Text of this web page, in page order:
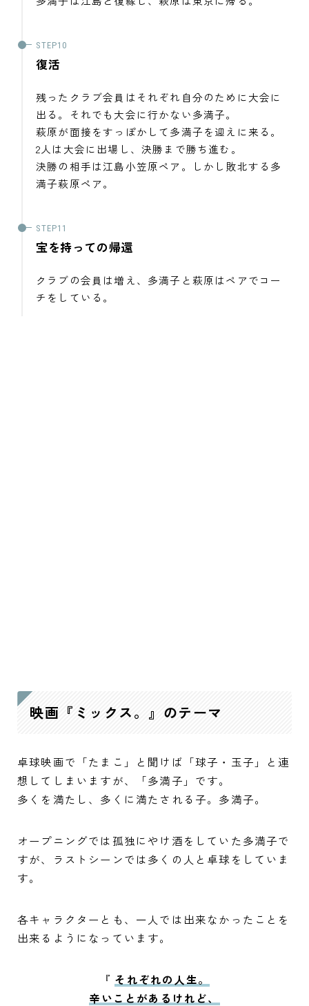
復活
残ったクラブ会員はそれぞれ自分のために大会に
出る。それでも大会に行かない多満子。
萩原が面接をすっぽかして多満子を迎えに来る。
2人は大会に出場し、決勝まで勝ち進む。
決勝の相手は江島小笠原ペア。しかし敗北する多
満子萩原ペア。
宝を持っての帰還
クラブの会員は増え、多満子と萩原はペアでコー
チをしている。
映画『ミックス。』のテーマ
卓球映画で「たまこ」と聞けば「球子・玉子」と連
想してしまいますが、「多満子」です。
多くを満たし、多くに満たされる子。多満子。
オープニングでは孤独にやけ酒をしていた多満子で
すが、ラストシーンでは多くの人と卓球をしていま
す。
各キャラクターとも、一人では出来なかったことを
出来るようになっています。
『 それぞれの人生。
辛いことがあるけれど、